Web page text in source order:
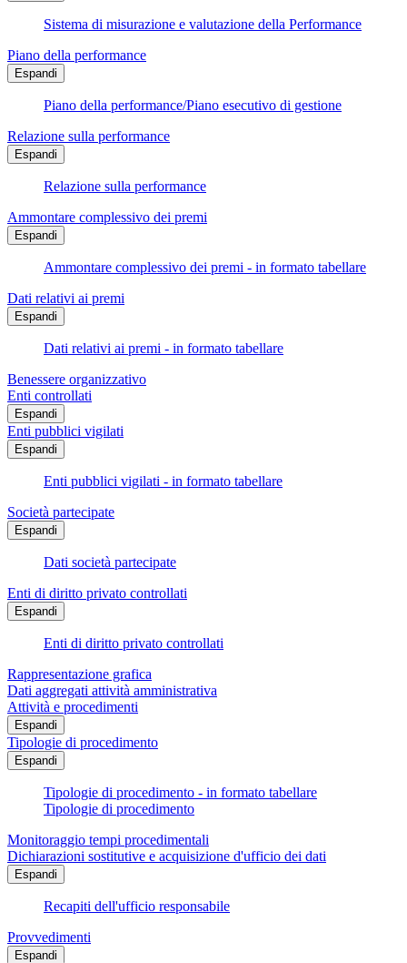
Sistema di misurazione e valutazione della Performance
Piano della performance
Espandi
Piano della performance/Piano esecutivo di gestione
Relazione sulla performance
Espandi
Relazione sulla performance
Ammontare complessivo dei premi
Espandi
Ammontare complessivo dei premi - in formato tabellare
Dati relativi ai premi
Espandi
Dati relativi ai premi - in formato tabellare
Benessere organizzativo
Enti controllati
Espandi
Enti pubblici vigilati
Espandi
Enti pubblici vigilati - in formato tabellare
Società partecipate
Espandi
Dati società partecipate
Enti di diritto privato controllati
Espandi
Enti di diritto privato controllati
Rappresentazione grafica
Dati aggregati attività amministrativa
Attività e procedimenti
Espandi
Tipologie di procedimento
Espandi
Tipologie di procedimento - in formato tabellare
Tipologie di procedimento
Monitoraggio tempi procedimentali
Dichiarazioni sostitutive e acquisizione d'ufficio dei dati
Espandi
Recapiti dell'ufficio responsabile
Provvedimenti
Espandi